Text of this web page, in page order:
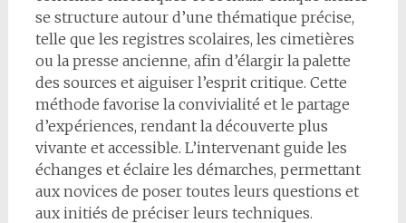
se structure autour d’une thématique précise,
telle que les registres scolaires, les cimetières
ou la presse ancienne, afin d’élargir la palette
des sources et aiguiser l’esprit critique. Cette
méthode favorise la convivialité et le partage
d’expériences, rendant la découverte plus
vivante et accessible. L’intervenant guide les
échanges et éclaire les démarches, permettant
aux novices de poser toutes leurs questions et
aux initiés de préciser leurs techniques.